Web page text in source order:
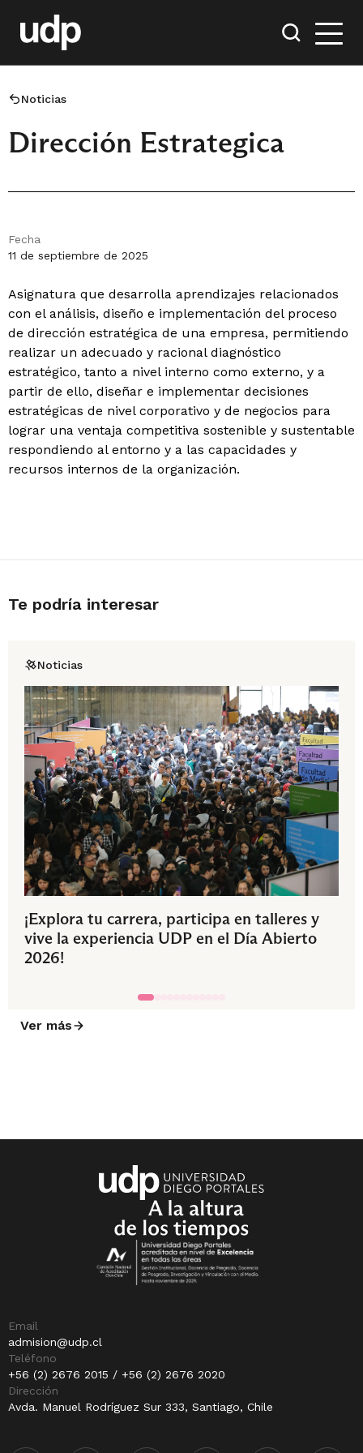
Noticias
Dirección Estrategica
Fecha
11 de septiembre de 2025
Asignatura que desarrolla aprendizajes relacionados
con el análisis, diseño e implementación del proceso
de dirección estratégica de una empresa, permitiendo
realizar un adecuado y racional diagnóstico
estratégico, tanto a nivel interno como externo, y a
partir de ello, diseñar e implementar decisiones
estratégicas de nivel corporativo y de negocios para
lograr una ventaja competitiva sostenible y sustentable
respondiendo al entorno y a las capacidades y
recursos internos de la organización.
Te podría interesar
Noticias
¡Explora tu carrera, participa en talleres y
vive la experiencia UDP en el Día Abierto
2026!
Ver más
Email
admision@udp.cl
Teléfono
+56 (2) 2676 2015 / +56 (2) 2676 2020
Dirección
Avda. Manuel Rodríguez Sur 333, Santiago, Chile